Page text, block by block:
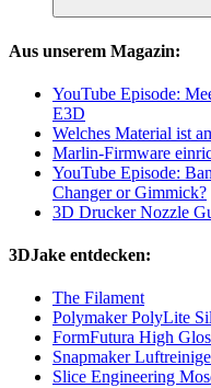
Aus unserem Magazin:
YouTube Episode:
E3D
Welches Material ist
Marlin-Firmware
YouTube Episode:
Changer or Gimmick?
3D Drucker Nozzle
3DJake entdecken:
The Filament
Polymaker PolyLite
FormFutura High
Snapmaker
Slice Engineering